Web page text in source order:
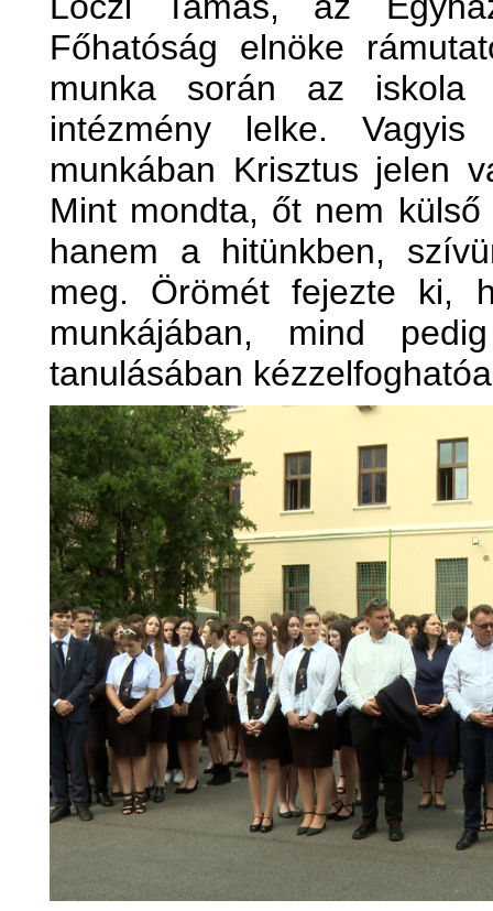
Főhatóság elnöke
munka során az iskola
intézmény lelke.
munkában Krisztus jelen
Mint mondta, őt nem
hanem a hitünkben,
meg. Örömét fejezte ki,
munkájában, mind
tanulásában